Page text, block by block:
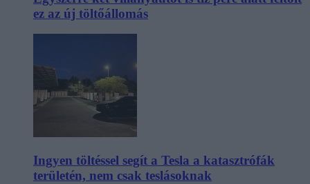
ez az új töltőállomás
Ingyen töltéssel segít a Tesla a katasztrófák
területén, nem csak teslásoknak